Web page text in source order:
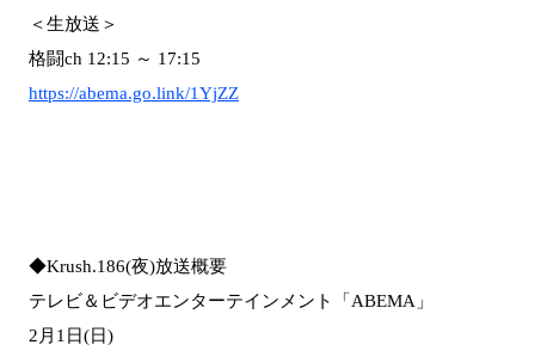
＜生放送＞
格闘ch 12:15 ～ 17:15
https://abema.go.link/1YjZZ
◆Krush.186(夜)放送概要
テレビ＆ビデオエンターテインメント「ABEMA」
2月1日(日)